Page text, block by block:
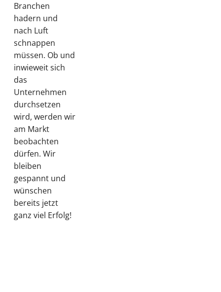
Branchen
hadern und
nach Luft
schnappen
müssen. Ob und
inwieweit sich
das
Unternehmen
durchsetzen
wird, werden wir
am Markt
beobachten
dürfen. Wir
bleiben
gespannt und
wünschen
bereits jetzt
ganz viel Erfolg!